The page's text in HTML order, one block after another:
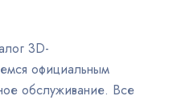
3D-
официальным
обслуживание. Все